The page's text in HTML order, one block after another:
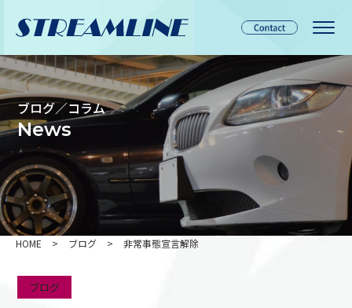
ブログ／コラム
News
HOME > ブログ > 非常事態宣言解除
ブログ